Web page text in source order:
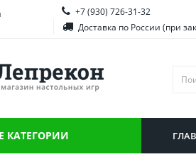
область
область
область
область
+7 (930) 726-31-32
Доставка по России (при
КАТЕГОРИИ